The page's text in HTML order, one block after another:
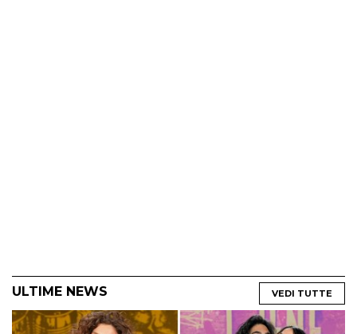
ULTIME NEWS VEDI TUTTE